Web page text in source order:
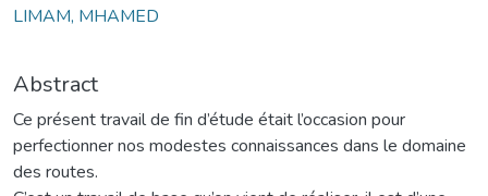
LIMAM, MHAMED
Abstract
Ce présent travail de fin d’étude était l’occasion pour
perfectionner nos modestes connaissances dans le domaine
des routes.